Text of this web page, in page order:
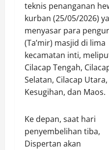
teknis penanganan
kurban (25/05/2026)
menyasar para
(Ta’mir) masjid di lima
kecamatan inti,
Cilacap Tengah,
Selatan, Cilacap Utara,
Kesugihan, dan Maos.
​Ke depan, saat hari
penyembelihan tiba,
Dispertan akan